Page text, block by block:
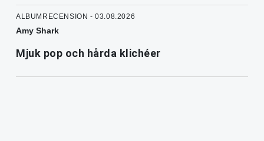
ALBUMRECENSION - 03.08.2026
Amy Shark
Mjuk pop och hårda klichéer